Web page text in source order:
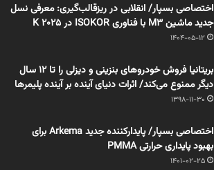
اختصاصی بسپار/ انقلابی در ریزقالب‌گیری: معرفی نسل
جدید ماشین M3 با فناوری ISOKOR در K 2025
1404-05-12
بریتانیا فروش خودروهای بنزینی و دیزلی را تا ۱۲ سال
دیگر ممنوع می‌کند/ اثرات دنیای آینده بر آینده پلیمرها
1398-11-30
اختصاصی بسپار/ پایدارکننده جدید Arkema برای
بهبود پایداری حرارتی PMMA
1401-02-25